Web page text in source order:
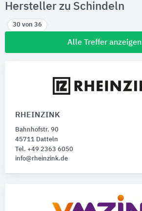
Hersteller zu Schindeln
30 von 36
Alle Treffer anzeigen
RHEINZINK
Bahnhofstr. 90
45711 Datteln
Tel. +49 2363 6050
info@rheinzink.de